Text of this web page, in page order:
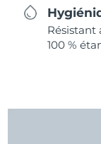
Résistant
100 %